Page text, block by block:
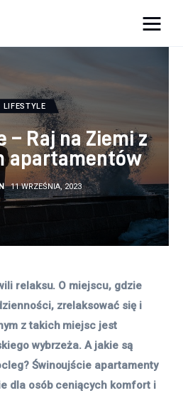
LIFESTYLE
– Raj na Ziemi z
apartamentów
11 WRZEŚNIA, 2023
relaksu. O miejscu, gdzie
zrelaksować się i
z takich miejsc jest
wybrzeża. A jakie są
Świnoujście apartamenty
dla osób ceniących komfort i